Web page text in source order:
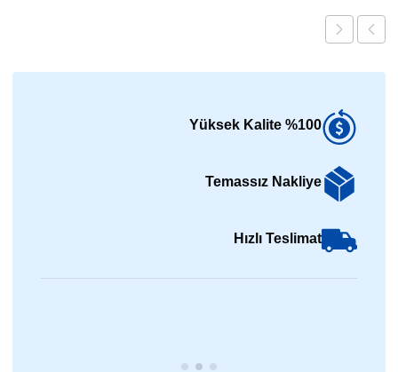
%100 Yüksek Kalite
Temassız Nakliye
Hızlı Teslimat